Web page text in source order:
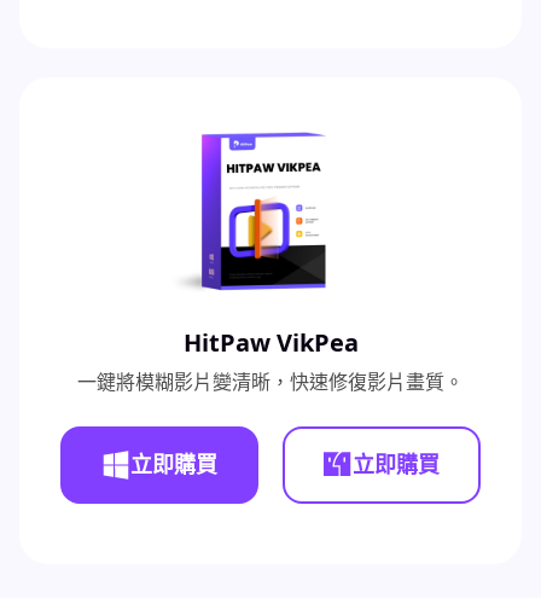
HitPaw VikPea
一鍵將模糊影片變清晰，快速修復影片畫質。
立即購買 立即購買